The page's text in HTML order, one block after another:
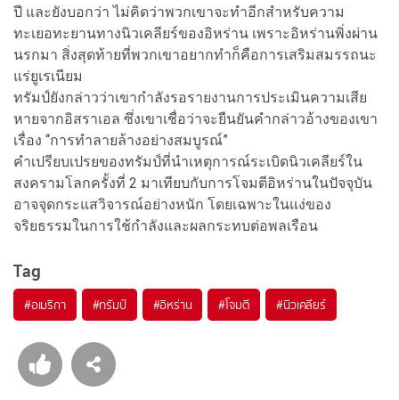
ปี และยังบอกว่า ไม่คิดว่าพวกเขาจะทำอีกสำหรับความ
ทะเยอทะยานทางนิวเคลียร์ของอิหร่าน เพราะอิหร่านพิ่งผ่าน
นรกมา สิ่งสุดท้ายที่พวกเขาอยากทำก็คือการเสริมสมรรถนะ
แร่ยูเรเนียม
ทรัมป์ยังกล่าวว่าเขากำลังรอรายงานการประเมินความเสีย
หายจากอิสราเอล ซึ่งเขาเชื่อว่าจะยืนยันคำกล่าวอ้างของเขา
เรื่อง “การทำลายล้างอย่างสมบูรณ์”
คำเปรียบเปรยของทรัมป์ที่นำเหตุการณ์ระเบิดนิวเคลียร์ใน
สงครามโลกครั้งที่ 2 มาเทียบกับการโจมตีอิหร่านในปัจจุบัน
อาจจุดกระแสวิจารณ์อย่างหนัก โดยเฉพาะในแง่ของ
จริยธรรมในการใช้กำลังและผลกระทบต่อพลเรือน
Tag
#อเมริกา #ทรัมป์ #อิหร่าน #โจมตี #นิวเคลียร์